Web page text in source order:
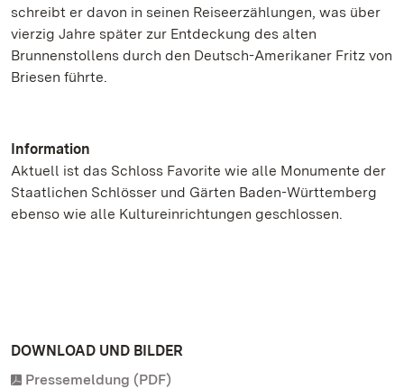
schreibt er davon in seinen Reiseerzählungen, was über
vierzig Jahre später zur Entdeckung des alten
Brunnenstollens durch den Deutsch-Amerikaner Fritz von
Briesen führte.
Information
Aktuell ist das Schloss Favorite wie alle Monumente der
Staatlichen Schlösser und Gärten Baden-Württemberg
ebenso wie alle Kultureinrichtungen geschlossen.
DOWNLOAD UND BILDER
Pressemeldung (PDF)